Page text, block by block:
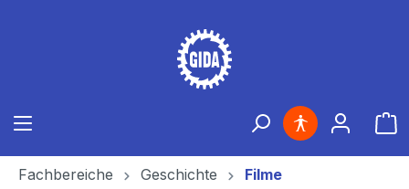
Fachbereiche Geschichte Filme